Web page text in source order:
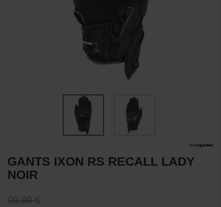
GANTS IXON RS RECALL LADY
NOIR
99,99 €